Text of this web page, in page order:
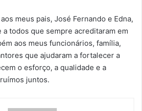
meus pais, José Fernando e Edna,
todos que sempre acreditaram em
aos meus funcionários, família,
que ajudaram a fortalecer a
o esforço, a qualidade e a
juntos.